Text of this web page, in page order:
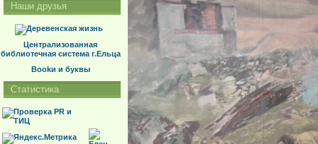
Наши друзья
Централизованная
библиотечная система г.Ельца
Bookи и буквы
Статистика